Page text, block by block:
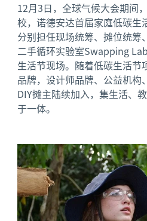
12月3日，全球气候大会期间
校，诺德安达首届家庭低碳生
分别担任现场统筹、摊位统筹
二手循环实验室Swapping
生活节现场。随着低碳生活节
品牌，设计师品牌、公益机构
DIY摊主陆续加入，集生活、
于一体。
News image